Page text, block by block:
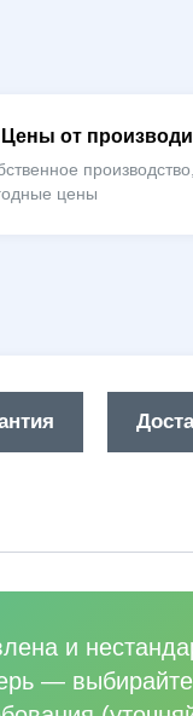
Цены от
производство,
цены
и
—